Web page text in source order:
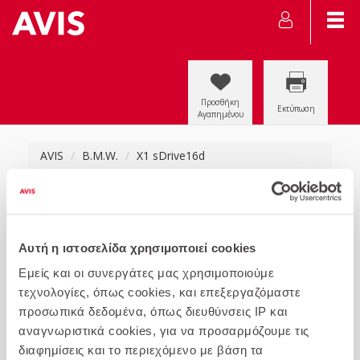
Αυτή η ιστοσελίδα χρησιμοποιεί cookies
Εμείς και οι συνεργάτες μας χρησιμοποιούμε
τεχνολογίες, όπως cookies, και επεξεργαζόμαστε
προσωπικά δεδομένα, όπως διευθύνσεις IP και
αναγνωριστικά cookies, για να προσαρμόζουμε τις
διαφημίσεις και το περιεχόμενο με βάση τα
Προσθήκη
Αγαπημένου
Εκτύπωση
AVIS B.M.W. X1 sDrive16d